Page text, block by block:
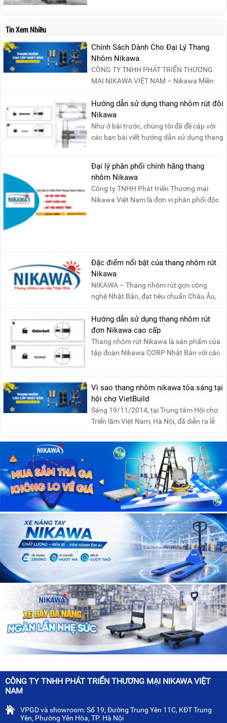
cháy xăng dầu rất dễ lan rộng và gây thiệt
dập tắt...
Tin Xem Nhiều
Chính Sách Dành Cho Đại Lý Thang
Nhôm Nikawa
CÔNG TY TNHH PHÁT TRIỂN THƯƠNG
MẠI NIKAWA VIỆT NAM – Nikawa Miền
Bắc: Số 19, Đường Trung ....
Hướng dẫn sử dụng thang nhôm rút đôi
Nikawa
Như ở bài trước, chúng tôi đã đề cập với
các bạn bài viết hướng dẫn sử dụng thang
Đại lý phân phối chính hãng thang
nhôm Nikawa
Công ty TNHH Phát triển Thương mại
Nikawa Việt Nam là đơn vị phân phối độc
Đặc điểm nổi bật của thang nhôm rút
Nikawa
NIKAWA – Thang nhôm rút gọn công
nghệ Nhật Bản, đạt tiêu chuẩn Châu Âu,
đảm bảo sự an toàn tuy....
Hướng dẫn sử dụng thang nhôm rút
đơn Nikawa cao cấp
Thang nhôm rút Nikawa là sản phẩm của
tập đoàn Nikawa CORP Nhật Bản với các
Vì sao thang nhôm nikawa tỏa sáng tại
hội chợ VietBuild
Sáng 19/11/2014, tại Trung tâm Hội chợ
Triển lãm Việt Nam, Hà Nội, đã diễn ra lễ
khai mạc “Triể....
CÔNG TY TNHH PHÁT TRIỂN THƯƠNG MẠI NIKAWA VIỆT
NAM
VPGD và showroom: Số 19, Đường Trung Yên 11C, KĐT Trung
Yên, Phường Yên Hòa, TP. Hà Nội